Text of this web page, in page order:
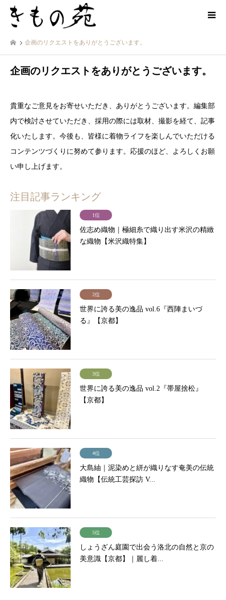
企画のリクエストをありがとうございます。
企画のリクエストをありがとうございます。
貴重なご意見をお寄せいただき、ありがとうございます。編集部
内で検討させていただき、採用の際には取材、撮影を経て、記事
化いたします。今後も、皆様に着物ライフを楽しんでいただける
コンテンツづくりに努めて参ります。応援のほど、よろしくお願
い申し上げます。
注目記事ランキング
1位
佐志め織物｜極細糸で織り出す米沢の精緻
な織物【米沢織特集】
2位
世界に誇る美の逸品 vol.6『西陣まいづ
る』【京都】
3位
世界に誇る美の逸品 vol.2『帯屋捨松』
【京都】
4位
大島紬｜泥染めと絣が織りなす奄美の伝統
織物【伝統工芸探訪 V...
5位
しょうざん庭園で出会う洛北の自然と京の
美意識【京都】｜麗し着...